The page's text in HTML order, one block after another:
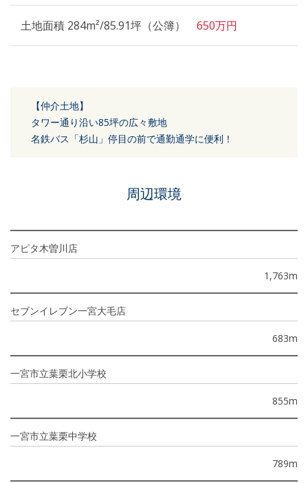
土地面積 284m²/85.91坪（公簿） 650万円
【仲介土地】
タワー通り沿い85坪の広々敷地
名鉄バス「杉山」停目の前で通勤通学に便利！
周辺環境
アピタ木曽川店
1,763m
セブンイレブン一宮大毛店
683m
一宮市立葉栗北小学校
855m
一宮市立葉栗中学校
789m